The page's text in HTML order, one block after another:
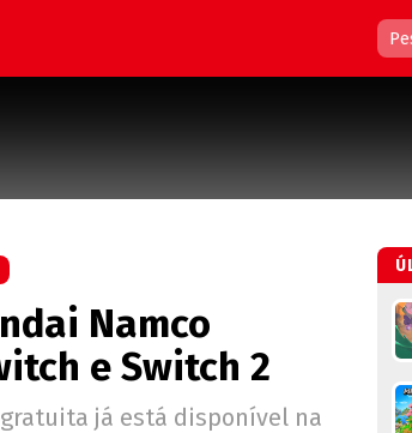
Namco
e Switch 2
gratuita já está disponível na